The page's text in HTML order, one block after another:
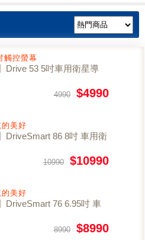
觸控螢幕
Drive 53 5吋車用衛星導
4990 $4990
美好
DriveSmart 86 8吋 車用衛
10990 $10990
美好
DriveSmart 76 6.95吋 車
8990 $8990